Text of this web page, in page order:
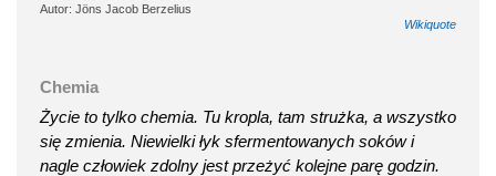
Autor: Jöns Jacob Berzelius
Wikiquote
Chemia
Życie to tylko chemia. Tu kropla, tam strużka, a wszystko
się zmienia. Niewielki łyk sfermentowanych soków i
nagle człowiek zdolny jest przeżyć kolejne parę godzin.